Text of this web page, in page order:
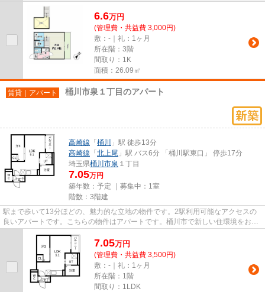
6.6万円
(管理費・共益費 3,000円)
敷：-｜礼：1ヶ月
所在階：3階
間取り：1K
面積：26.09㎡
賃貸｜アパート 桶川市泉１丁目のアパート
高崎線 「 桶川
」駅 徒歩13分
高崎線 「 北上尾 」駅 バス6分 「桶川駅東口」 停歩17分
埼玉県桶川市泉 １丁目
7.05万円
築年数：予定 ｜募集中： 1室
階数：3階建
駅まで歩いて13分ほどの、魅力的な立地の物件です。2駅利用可能なアクセスの
良いアパートです。こちらの物件はアパートです。桶川市で新しい住環境をお探
7.05万円
(管理費・共益費 3,500円)
敷：-｜礼：1ヶ月
所在階：1階
間取り：1LDK